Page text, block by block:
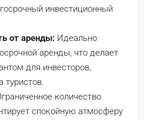
инвестиционный
от аренды: Идеально
аренды, что делает
для инвесторов,
туристов.
количество
спокойную атмосферу